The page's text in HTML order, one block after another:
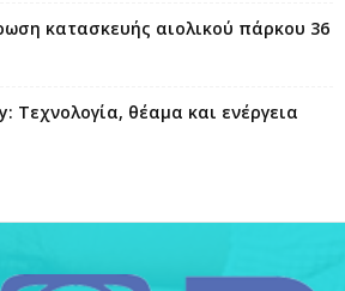
κατασκευής αιολικού πάρκου 36
Τεχνολογία, θέαμα και ενέργεια